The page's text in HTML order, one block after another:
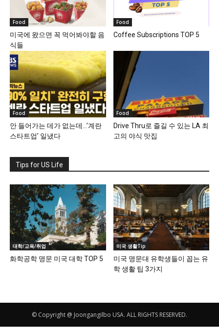
Food
미국에 왔으면 꼭 먹어봐야할 음
식들
Food
Coffee Subscriptions TOP 5
Food
안 들어가는 데가 없는데…’계란
스타트업’ 일냈다
Food
Drive Thru로 즐길 수 있는 LA 최
고의 야식 맛집
Tips for US Life
대학/교육/취업
화학공학 명문 미국 대학 TOP 5
미국 생활Tip
미국 명문대 유학생들이 꼽는 유
학 생활 팁 3가지
© Copyright @ Joongangilbo USA. ALL RIGHTS RESERVED.